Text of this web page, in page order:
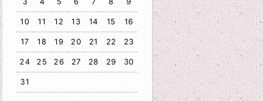
10 11 12 13 14 15 16
17 18 19 20 21 22 23
24 25 26 27 28 29 30
31